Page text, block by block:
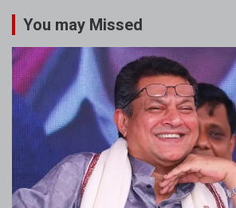
You may Missed